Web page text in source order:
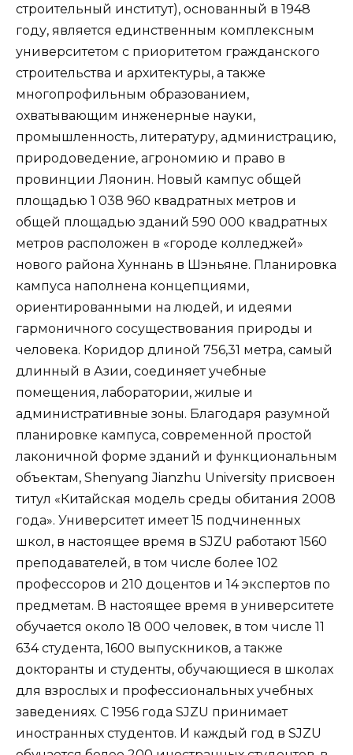
строительный институт), основанный в 1948
году, является единственным комплексным
университетом с приоритетом гражданского
строительства и архитектуры, а также
многопрофильным образованием,
охватывающим инженерные науки,
промышленность, литературу, администрацию,
природоведение, агрономию и право в
провинции Ляонин. Новый кампус общей
площадью 1 038 960 квадратных метров и
общей площадью зданий 590 000 квадратных
метров расположен в «городе колледжей»
нового района Хуннань в Шэньяне. Планировка
кампуса наполнена концепциями,
ориентированными на людей, и идеями
гармоничного сосуществования природы и
человека. Коридор длиной 756,31 метра, самый
длинный в Азии, соединяет учебные
помещения, лаборатории, жилые и
административные зоны. Благодаря разумной
планировке кампуса, современной простой
лаконичной форме зданий и функциональным
объектам, Shenyang Jianzhu University присвоен
титул «Китайская модель среды обитания 2008
года». Университет имеет 15 подчиненных
школ, в настоящее время в SJZU работают 1560
преподавателей, в том числе более 102
профессоров и 210 доцентов и 14 экспертов по
предметам. В настоящее время в университете
обучается около 18 000 человек, в том числе 11
634 студента, 1600 выпускников, а также
докторанты и студенты, обучающиеся в школах
для взрослых и профессиональных учебных
заведениях. С 1956 года SJZU принимает
иностранных студентов. И каждый год в SJZU